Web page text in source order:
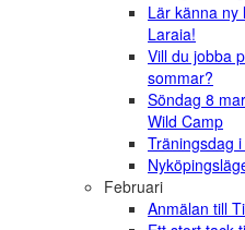
Lär känna ny
Laraia!
Vill du jobba
sommar?
Söndag 8
Wild Camp
Träningsdag
Februari
Anmälan till